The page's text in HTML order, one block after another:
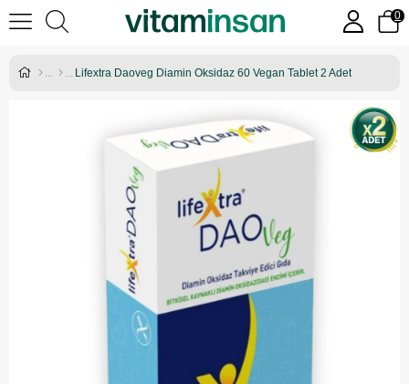
0
Lifextra Daoveg Diamin Oksidaz 60 Vegan Tablet 2 Adet